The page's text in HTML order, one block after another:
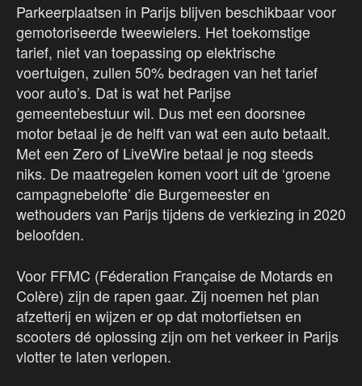
Parkeerplaatsen in Parijs blijven beschikbaar voor
gemotoriseerde tweewielers. Het toekomstige
tarief, niet van toepassing op elektrische
voertuigen, zullen 50% bedragen van het tarief
voor auto’s. Dat is wat het Parijse
gemeentebestuur wil. Dus met een doorsnee
motor betaal je de helft van wat een auto betaalt.
Met een Zero of LiveWire betaal je nog steeds
niks. De maatregelen komen voort uit de ‘groene
campagnebelofte’ die Burgemeester en
wethouders van Parijs tijdens de verkiezing in 2020
beloofden.
Voor FFMC (Féderation Française de Motards en
Colère) zijn de rapen gaar. Zij noemen het plan
afzetterij en wijzen er op dat motorfietsen en
scooters dé oplossing zijn om het verkeer in Parijs
vlotter te laten verlopen.